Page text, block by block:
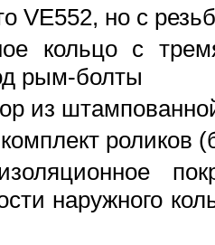
VE552, но с
кольцо с
рым-болты
из
роликов
наружного